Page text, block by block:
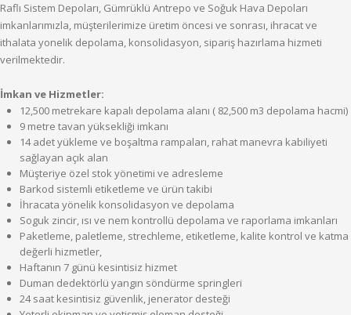
Raflı Sistem Depoları, Gümrüklü Antrepo ve Soğuk Hava Depoları
imkanlarımızla, müşterilerimize üretim öncesi ve sonrası, ihracat ve
ithalata yonelik depolama, konsolidasyon, sipariş hazırlama hizmeti
verilmektedir.
İmkan ve Hizmetler:
12,500 metrekare kapalı depolama alanı ( 82,500 m3 depolama hacmi)
9 metre tavan yüksekliği imkanı
14 adet yükleme ve boşaltma rampaları, rahat manevra kabiliyeti
sağlayan açık alan
Müşteriye özel stok yönetimi ve adresleme
Barkod sistemli etiketleme ve ürün takibi
İhracata yönelik konsolidasyon ve depolama
Soguk zincir, ısı ve nem kontrollü depolama ve raporlama imkanları
Paketleme, paletleme, strechleme, etiketleme, kalite kontrol ve katma
değerli hizmetler,
Haftanın 7 günü kesintisiz hizmet
Duman dedektörlü yangın söndürme springleri
24 saat kesintisiz güvenlik, jenerator desteği